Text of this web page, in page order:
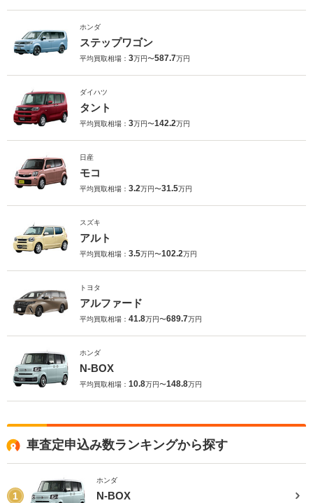
ホンダ
ステップワゴン
平均買取相場： 3万円〜587.7万円
ダイハツ
タント
平均買取相場： 3万円〜142.2万円
日産
モコ
平均買取相場： 3.2万円〜31.5万円
スズキ
アルト
平均買取相場： 3.5万円〜102.2万円
トヨタ
アルファード
平均買取相場： 41.8万円〜689.7万円
ホンダ
N-BOX
平均買取相場： 10.8万円〜148.8万円
車査定申込み数ランキングから探す
1
ホンダ
N-BOX